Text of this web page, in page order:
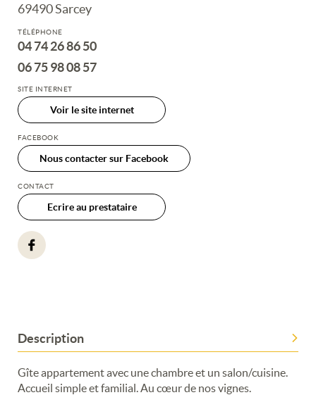
Description
Gîte appartement avec une chambre et un salon/cuisine.
Accueil simple et familial. Au cœur de nos vignes.
69490 Sarcey
TÉLÉPHONE
04 74 26 86 50
06 75 98 08 57
SITE INTERNET
Voir le site internet
FACEBOOK
Nous contacter sur Facebook
CONTACT
Ecrire au prestataire